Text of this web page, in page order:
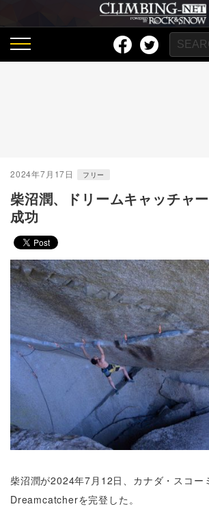
2024年7月17日 フリー
柴沼潤、ドリームキャッチャ
成功
柴沼潤が2024年7月12日、カナダ・スコー
Dreamcatcherを完登した。